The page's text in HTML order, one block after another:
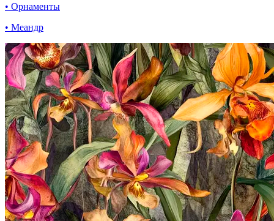
• Орнаменты
• Меандр